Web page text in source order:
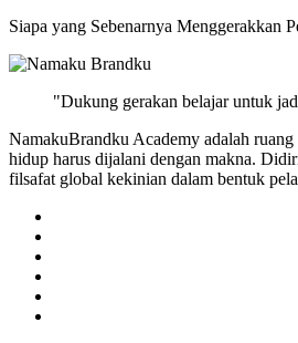
Siapa yang Sebenarnya Menggerakkan
"Dukung gerakan belajar untuk
NamakuBrandku Academy adalah
hidup harus dijalani dengan makna.
filsafat global kekinian dalam bentuk